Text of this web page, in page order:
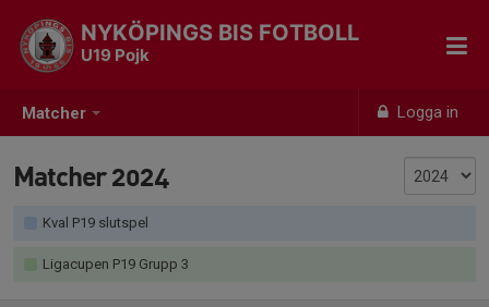
Matcher Logga in
NYKÖPINGS BIS FOTBOLL
U19 Pojk
Matcher 2024
Kval P19 slutspel
Ligacupen P19 Grupp 3